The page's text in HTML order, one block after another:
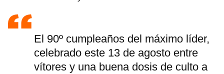
El 90º cumpleaños del máximo líder,
celebrado este 13 de agosto entre
vítores y una buena dosis de culto a